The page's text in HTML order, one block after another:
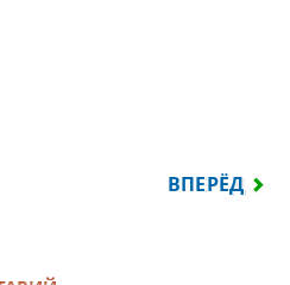
ЕСТЬ МЯСО. ОНО
ВПЕРЁД